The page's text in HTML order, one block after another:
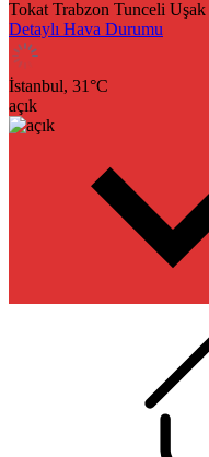
Tokat Trabzon Tunceli Uşak
Detaylı Hava Durumu
İstanbul, 31°C
açık